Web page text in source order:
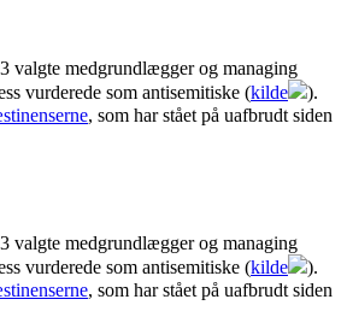
valgte medgrundlægger og managing
vurderede som antisemitiske (kilde
).
, som har stået på uafbrudt siden
valgte medgrundlægger og managing
vurderede som antisemitiske (kilde
).
, som har stået på uafbrudt siden